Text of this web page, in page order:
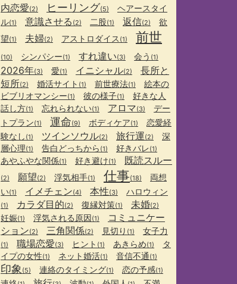
内恋愛(2) ヒーリング(5)
ヘアースタイ
ル(1) 意識させる (2) 二股(1) 返信(2)
欲
望(1) 夫婦(2) アストロダイス (1) 前世
(10) シンパシー(1) すれ違い(3) 会う (1)
2026年(3) 愛(1) イニシャル(2)
長所と
短所(2) 婚活サイト (1) 前世療法(1)
絵本の
ビブリオマンシー(1) 彼の様子(1)
好きな人
話し方(1) 忘れられない(1) アロマ(3)
デー
トプラン(1) 運命(9) ボディケア(1)
恋愛経
験なし (1) ツインソウル(2) 旅行運(2)
深
層心理(1) 告白どっちから (1) 好きバレ(1)
あやふやな関係(1) 好き避け(1) 既読スルー
(2) 願望(2) 浮気相手(1) 仕事(18)
両想
い(1) イメチェン(4) 本性(3) ハロウィン
(1) カラダ目的(2) 復縁対策(1) 未婚(2)
妊娠(1) 浮気される原因(1)
コミュニケー
ション(2) 三角関係(2) 見切り (1) 女子力
(1) 職場恋愛(3) ヒント (1) あきらめ(1)
タ
イプの女性(1) ネット婚活(1) 音信不通 (1)
印象 (5) 連絡のタイミング(1) 恋の予感(1)